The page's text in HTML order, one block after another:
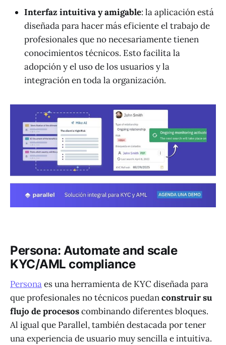
Interfaz intuitiva y amigable: la aplicación está
diseñada para hacer más eficiente el trabajo de
profesionales que no necesariamente tienen
conocimientos técnicos. Esto facilita la
adopción y el uso de los usuarios y la
integración en toda la organización.
Persona: Automate and scale
KYC/AML compliance
Personaes una herramienta de KYC diseñada para
que profesionales no técnicos puedanconstruir su
flujo de procesoscombinando diferentes bloques.
Al igual que Parallel, también destacada por tener
una experiencia de usuario muy sencilla e intuitiva.